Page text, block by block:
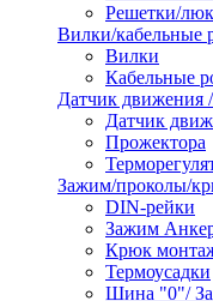
Решетки/
Вилки/кабельные
Вилки
Кабельные
Датчик движения
Датчик
Прожектора
Зажим/проколы/
DIN-рейки
Зажим
Крюк
Термоусадки
Шина "0"/